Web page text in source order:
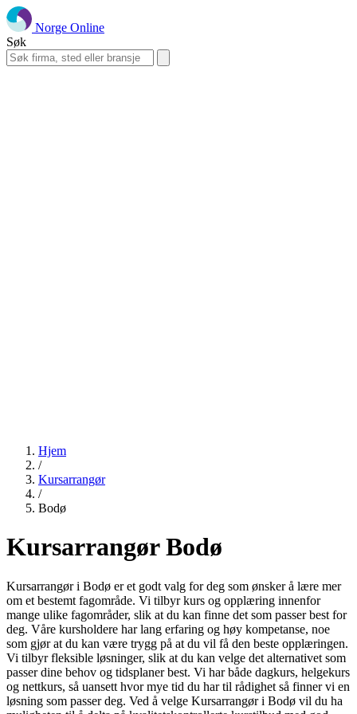
Norge Online
Søk
Hjem
/
Kursarrangør
/
Bodø
Kursarrangør Bodø
Kursarrangør i Bodø er et godt valg for deg som ønsker å lære mer
om et bestemt fagområde. Vi tilbyr kurs og opplæring innenfor
mange ulike fagområder, slik at du kan finne det som passer best for
deg. Våre kursholdere har lang erfaring og høy kompetanse, noe
som gjør at du kan være trygg på at du vil få den beste opplæringen.
Vi tilbyr fleksible løsninger, slik at du kan velge det alternativet som
passer dine behov og tidsplaner best. Vi har både dagkurs, helgekurs
og nettkurs, så uansett hvor mye tid du har til rådighet så finner vi en
løsning som passer deg. Ved å velge Kursarrangør i Bodø vil du ha